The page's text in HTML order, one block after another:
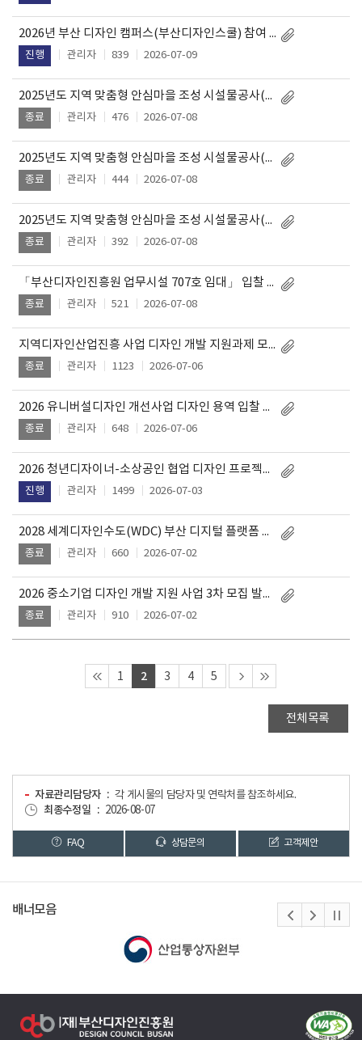
2026년 부산 디자인 캠퍼스(부산디자인스쿨) 참여 청년 추가(2차) 모집 공고
진행 관리자 839 2026-07-09
2025년도 지역 맞춤형 안심마을 조성 시설물공사(북구) 입찰 공고
종료 관리자 476 2026-07-08
2025년도 지역 맞춤형 안심마을 조성 시설물공사(사하구) 입찰 공고
종료 관리자 444 2026-07-08
2025년도 지역 맞춤형 안심마을 조성 시설물공사(동구) 입찰 공고
종료 관리자 392 2026-07-08
「부산디자인진흥원 업무시설 707호 임대」 입찰 공고
종료 관리자 521 2026-07-08
지역디자인산업진흥 사업 디자인 개발 지원과제 모집 연장공고
종료 관리자 1123 2026-07-06
2026 유니버설디자인 개선사업 디자인 용역 입찰 재공고
종료 관리자 648 2026-07-06
2026 청년디자이너-소상공인 협업 디자인 프로젝트 지원 과제 모집
진행 관리자 1499 2026-07-03
2028 세계디자인수도(WDC) 부산 디지털 플랫폼 구축 입찰 공고
종료 관리자 660 2026-07-02
2026 중소기업 디자인 개발 지원 사업 3차 모집 발표 대상자 안내
종료 관리자 910 2026-07-02
1 2 3 4 5
전체목록
자료관리담당자
각 게시물의 담당자 및 연락처를 참조하세요.
최종수정일
2026-08-07
FAQ 상담문의 고객제안
배너모음